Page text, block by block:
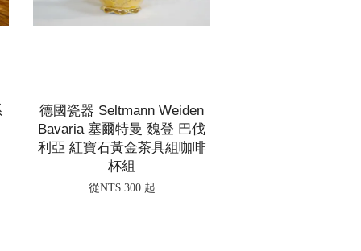
德國瓷器 Seltmann Weiden
Bavaria 塞爾特曼 魏登 巴伐
利亞 紅寶石黃金茶具組咖啡
杯組
從NT$ 300 起